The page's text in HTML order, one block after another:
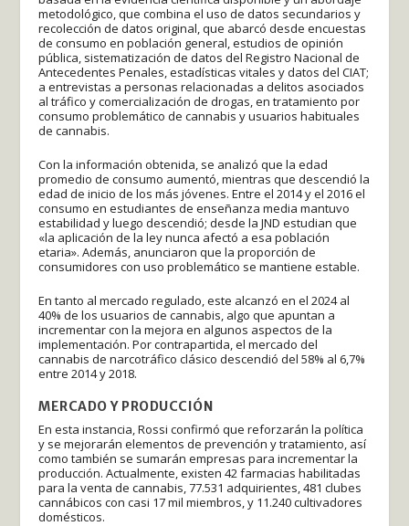
metodológico, que combina el uso de datos secundarios y
recolección de datos original, que abarcó desde encuestas
de consumo en población general, estudios de opinión
pública, sistematización de datos del Registro Nacional de
Antecedentes Penales, estadísticas vitales y datos del CIAT;
a entrevistas a personas relacionadas a delitos asociados
al tráfico y comercialización de drogas, en tratamiento por
consumo problemático de cannabis y usuarios habituales
de cannabis.
Con la información obtenida, se analizó que la edad
promedio de consumo aumentó, mientras que descendió la
edad de inicio de los más jóvenes. Entre el 2014 y el 2016 el
consumo en estudiantes de enseñanza media mantuvo
estabilidad y luego descendió; desde la JND estudian que
«la aplicación de la ley nunca afectó a esa población
etaria». Además, anunciaron que la proporción de
consumidores con uso problemático se mantiene estable.
En tanto al mercado regulado, este alcanzó en el 2024 al
40% de los usuarios de cannabis, algo que apuntan a
incrementar con la mejora en algunos aspectos de la
implementación. Por contrapartida, el mercado del
cannabis de narcotráfico clásico descendió del 58% al 6,7%
entre 2014 y 2018.
MERCADO Y PRODUCCIÓN
En esta instancia, Rossi confirmó que reforzarán la política
y se mejorarán elementos de prevención y tratamiento, así
como también se sumarán empresas para incrementar la
producción. Actualmente, existen 42 farmacias habilitadas
para la venta de cannabis, 77.531 adquirientes, 481 clubes
cannábicos con casi 17 mil miembros, y 11.240 cultivadores
domésticos.